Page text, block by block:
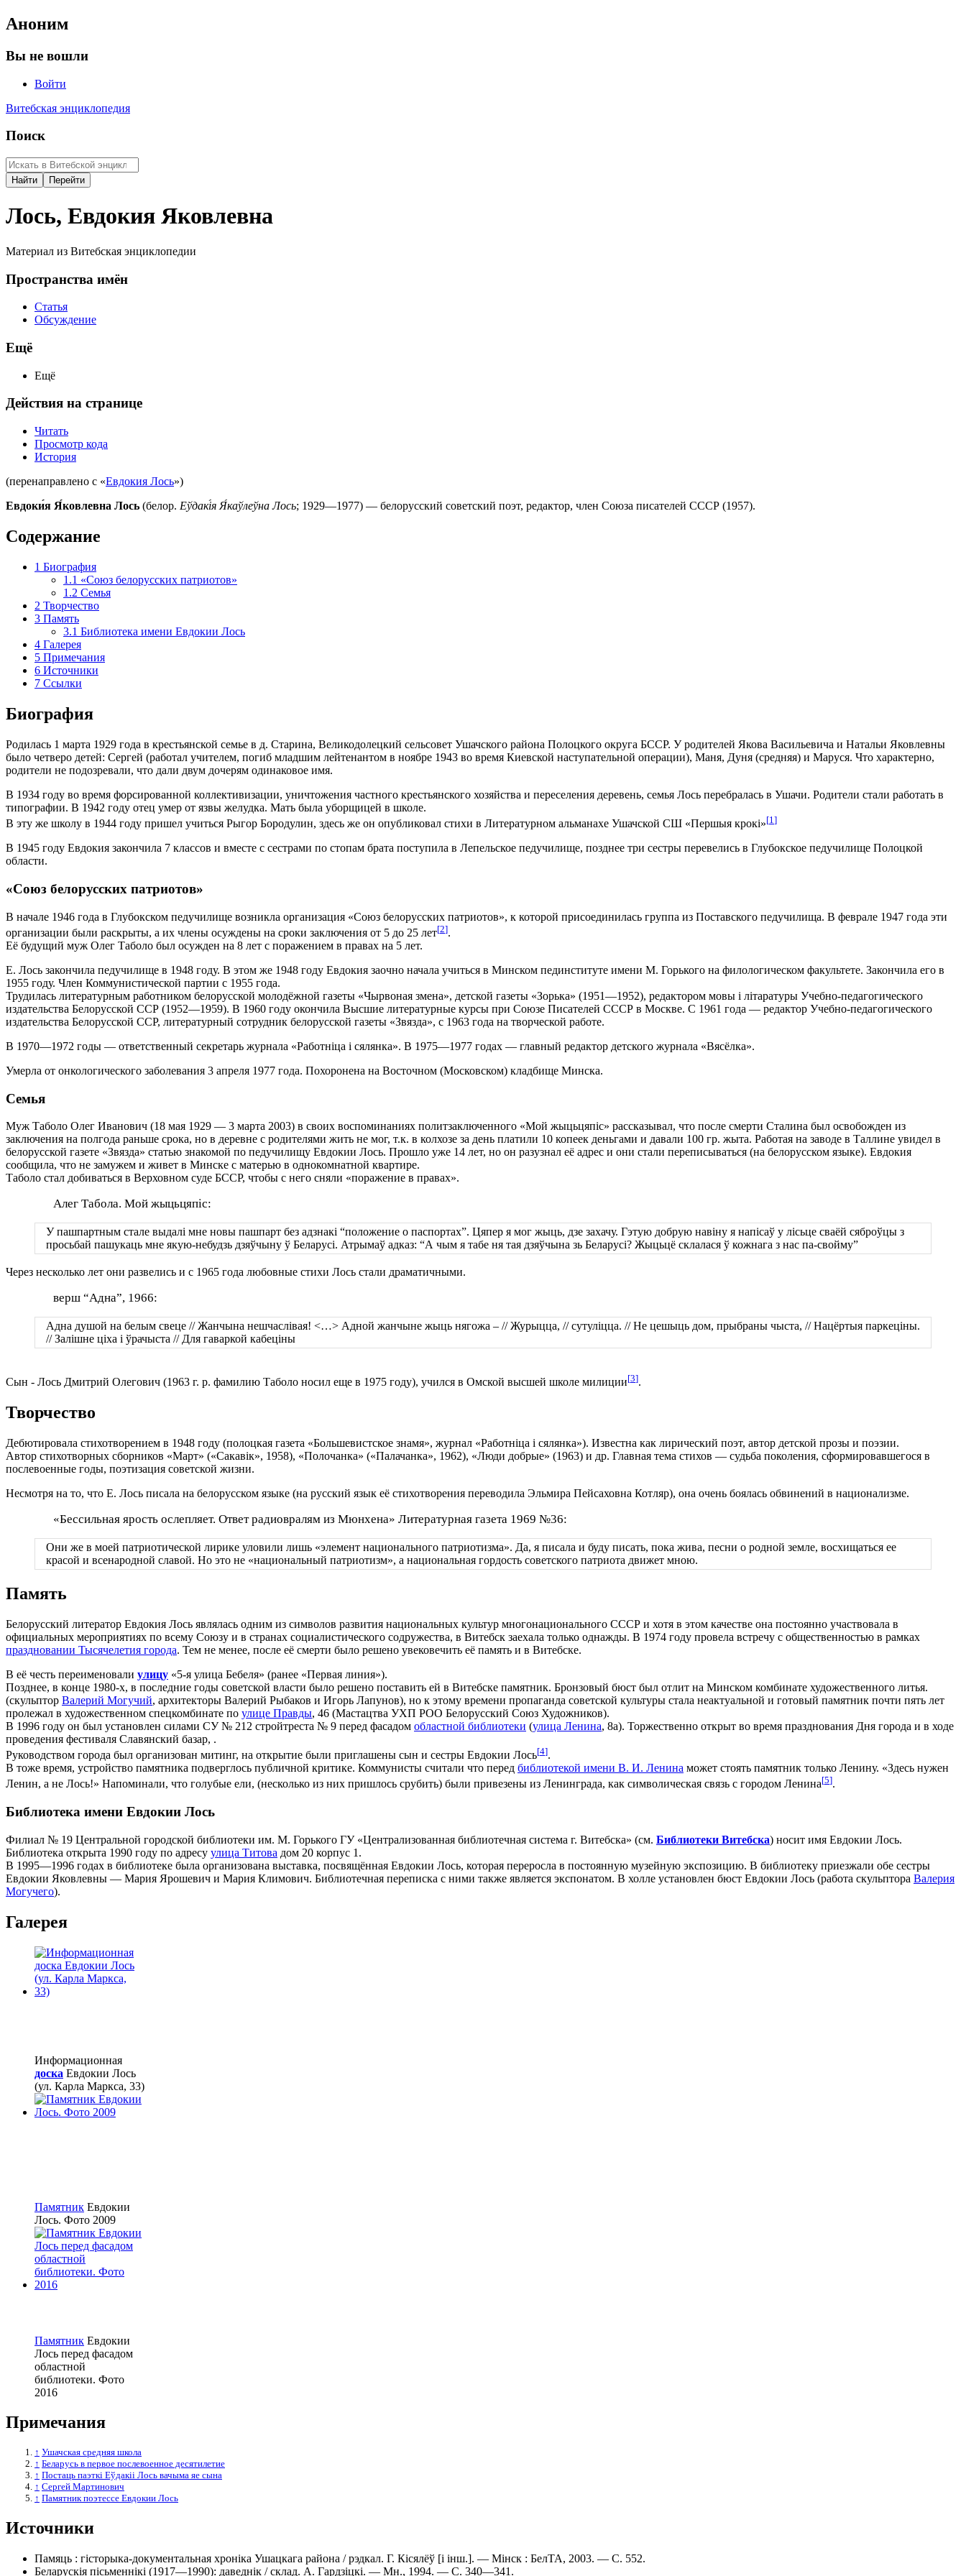
Аноним
Вы не вошли
Войти
Витебская энциклопедия
Поиск
Лось, Евдокия Яковлевна
Материал из Витебская энциклопедии
Пространства имён
Статья
Обсуждение
Ещё
Ещё
Действия на странице
Читать
Просмотр кода
История
(перенаправлено с «Евдокия Лось»)
Евдоки́я Я́ковлевна Лось (белор. Еўдакі́я Я́каўлеўна Лось; 1929—1977) — белорусский советский поэт, редактор, член Союза писателей СССР (1957).
Содержание
1 Биография
1.1 «Союз белорусских патриотов»
1.2 Семья
2 Творчество
3 Память
3.1 Библиотека имени Евдокии Лось
4 Галерея
5 Примечания
6 Источники
7 Ссылки
Биография
Родилась 1 марта 1929 года в крестьянской семье в д. Старина, Великодолецкий сельсовет Ушачского района Полоцкого округа БССР. У родителей Якова Васильевича и Натальи Яковлевны
было четверо детей: Сергей (работал учителем, погиб младшим лейтенантом в ноябре 1943 во время Киевской наступательной операции), Маня, Дуня (средняя) и Маруся. Что характерно,
родители не подозревали, что дали двум дочерям одинаковое имя.
В 1934 году во время форсированной коллективизации, уничтожения частного крестьянского хозяйства и переселения деревень, семья Лось перебралась в Ушачи. Родители стали работать в
типографии. В 1942 году отец умер от язвы желудка. Мать была уборщицей в школе.
В эту же школу в 1944 году пришел учиться Рыгор Бородулин, здесь же он опубликовал стихи в Литературном альманахе Ушачской СШ «Першыя крокi»[1 ]
В 1945 году Евдокия закончила 7 классов и вместе с сестрами по стопам брата поступила в Лепельское педучилище, позднее три сестры перевелись в Глубокское педучилище Полоцкой
области.
«Союз белорусских патриотов»
В начале 1946 года в Глубокском педучилище возникла организация «Союз белорусских патриотов», к которой присоединилась группа из Поставского педучилища. В феврале 1947 года эти
организации были раскрыты, а их члены осуждены на сроки заключения от 5 до 25 лет[2].
Её будущий муж Олег Таболо был осужден на 8 лет с поражением в правах на 5 лет.
Е. Лось закончила педучилище в 1948 году. В этом же 1948 году Евдокия заочно начала учиться в Минском пединституте имени М. Горького на филологическом факультете. Закончила его в
1955 году. Член Коммунистической партии с 1955 года.
Трудилась литературным работником белорусской молодёжной газеты «Чырвоная змена», детской газеты «Зорька» (1951—1952), редактором мовы і літаратуры Учебно-педагогического
издательства Белорусской ССР (1952—1959). В 1960 году окончила Высшие литературные курсы при Союзе Писателей СССР в Москве. С 1961 года — редактор Учебно-педагогического
издательства Белорусской ССР, литературный сотрудник белорусской газеты «Звязда», с 1963 года на творческой работе.
В 1970—1972 годы — ответственный секретарь журнала «Работніца і сялянка». В 1975—1977 годах — главный редактор детского журнала «Вясёлка».
Умерла от онкологического заболевания 3 апреля 1977 года. Похоронена на Восточном (Московском) кладбище Минска.
Семья
Муж Таболо Олег Иванович (18 мая 1929 — 3 марта 2003) в своих воспоминаниях политзаключенного «Мой жыцьцяпіс» рассказывал, что после смерти Сталина был освобожден из
заключения на полгода раньше срока, но в деревне с родителями жить не мог, т.к. в колхозе за день платили 10 копеек деньгами и давали 100 гр. жыта. Работая на заводе в Таллине увидел в
белорусской газете «Звязда» статью знакомой по педучилищу Евдокии Лось. Прошло уже 14 лет, но он разузнал её адрес и они стали переписываться (на белорусском языке). Евдокия
сообщила, что не замужем и живет в Минске с матерью в однокомнатной квартире.
Таболо стал добиваться в Верховном суде БССР, чтобы с него сняли «поражение в правах».
Алег Табола. Мой жыцьцяпіс:
У пашпартным стале выдалі мне новы пашпарт без адзнакі “положение о паспортах”. Цяпер я мог жыць, дзе захачу. Гэтую добрую навіну я напісаў у лісьце сваёй сяброўцы з
просьбай пашукаць мне якую-небудзь дзяўчыну ў Беларусі. Атрымаў адказ: “А чым я табе ня тая дзяўчына зь Беларусі? Жыцьцё склалася ў кожнага з нас па-свойму”
Через несколько лет они развелись и с 1965 года любовные стихи Лось стали драматичными.
верш “Адна”, 1966:
Адна душой на белым свеце // Жанчына нешчаслівая! <…> Адной жанчыне жыць нягожа – // Журыцца, // сутуліцца. // Не цешыць дом, прыбраны чыста, // Нацёртыя паркеціны.
// Залішне ціха і ўрачыста // Для гаваркой кабеціны
Сын - Лось Дмитрий Олегович (1963 г. р. фамилию Таболо носил еще в 1975 году), учился в Омской высшей школе милиции[3].
Творчество
Дебютировала стихотворением в 1948 году (полоцкая газета «Большевистское знамя», журнал «Работніца і сялянка»). Известна как лирический поэт, автор детской прозы и поэзии.
Автор стихотворных сборников «Март» («Сакавік», 1958), «Полочанка» («Палачанка», 1962), «Люди добрые» (1963) и др. Главная тема стихов — судьба поколения, сформировавшегося в
послевоенные годы, поэтизация советской жизни.
Несмотря на то, что Е. Лось писала на белорусском языке (на русский язык её стихотворения переводила Эльмира Пейсаховна Котляр), она очень боялась обвинений в национализме.
«Бессильная ярость ослепляет. Ответ радиовралям из Мюнхена» Литературная газета 1969 №36:
Они же в моей патриотической лирике уловили лишь «элемент национального патриотизма». Да, я писала и буду писать, пока жива, песни о родной земле, восхищаться ее
красой и всенародной славой. Но это не «национальный патриотизм», а национальная гордость советского патриота движет мною.
Память
Белорусский литератор Евдокия Лось являлась одним из символов развития национальных культур многонационального СССР и хотя в этом качестве она постоянно участвовала в
официальных мероприятиях по всему Союзу и в странах социалистического содружества, в Витебск заехала только однажды. В 1974 году провела встречу с общественностью в рамках
праздновании Тысячелетия города. Тем не менее, после её смерти было решено увековечить её память и в Витебске.
В её честь переименовали улицу «5-я улица Бебеля» (ранее «Первая линия»).
Позднее, в конце 1980-х, в последние годы советской власти было решено поставить ей в Витебске памятник. Бронзовый бюст был отлит на Минском комбинате художественного литья.
(скульптор Валерий Могучий, архитекторы Валерий Рыбаков и Игорь Лапунов), но к этому времени пропаганда советской культуры стала неактуальной и готовый памятник почти пять лет
пролежал в художественном спецкомбинате по улице Правды, 46 (Мастацтва УХП РОО Белорусский Союз Художников).
В 1996 году он был установлен силами СУ № 212 стройтреста № 9 перед фасадом областной библиотеки (улица Ленина, 8а). Торжественно открыт во время празднования Дня города и в ходе
проведения фестиваля Славянский базар, .
Руководством города был организован митинг, на открытие были приглашены сын и сестры Евдокии Лось[4].
В тоже время, устройство памятника подверглось публичной критике. Коммунисты считали что перед библиотекой имени В. И. Ленина может стоять памятник только Ленину. «Здесь нужен
Ленин, а не Лось!» Напоминали, что голубые ели, (несколько из них пришлось срубить) были привезены из Ленинграда, как символическая связь с городом Ленина[5].
Библиотека имени Евдокии Лось
Филиал № 19 Центральной городской библиотеки им. М. Горького ГУ «Централизованная библиотечная система г. Витебска» (см. Библиотеки Витебска) носит имя Евдокии Лось.
Библиотека открыта 1990 году по адресу улица Титова дом 20 корпус 1.
В 1995—1996 годах в библиотеке была организована выставка, посвящённая Евдокии Лось, которая переросла в постоянную музейную экспозицию. В библиотеку приезжали обе сестры
Евдокии Яковлевны — Мария Ярошевич и Мария Климович. Библиотечная переписка с ними также является экспонатом. В холле установлен бюст Евдокии Лось (работа скульптора Валерия
Могучего).
Галерея
Информационная
доска Евдокии Лось
(ул. Карла Маркса, 33)
Памятник Евдокии
Лось. Фото 2009
Памятник Евдокии
Лось перед фасадом
областной
библиотеки. Фото
2016
Примечания
↑ Ушачская средняя школа
↑ Беларусь в первое послевоенное десятилетие
↑ Постаць паэткі Еўдакіі Лось вачыма яе сына
↑ Сергей Мартинович
↑ Памятник поэтессе Евдокии Лось
Источники
Памяць : гісторыка-документальная хроніка Ушацкага района / рэдкал. Г. Кісялёў [і інш.]. — Мінск : БелТА, 2003. — С. 552.
Беларускія пісьменнікі (1917—1990): даведнік / склад. А. Гардзіцкі. — Мн., 1994. — С. 340—341.